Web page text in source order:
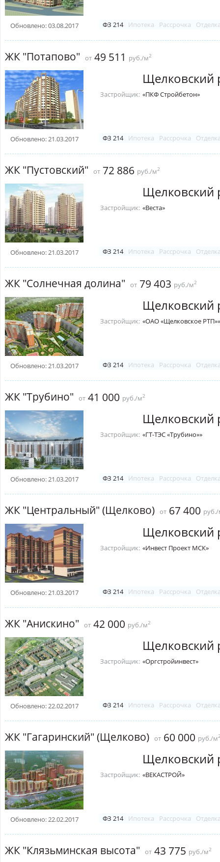
Обновлено: 03.08.2017 ФЗ 214 Ипотека Рассрочка
ЖК "Потапово" от 49 511 руб./м2
Обновлено: 21.03.2017
Щелковский
Застройщик: «ПКФ Стройбетон»
ФЗ 214 Ипотека Рассрочка
ЖК "Пустовский" от 72 886 руб./м2
Обновлено: 21.03.2017
Щелковский
Застройщик: «Веста»
ФЗ 214 Ипотека Рассрочка
ЖК "Солнечная долина" от 79 403 руб./м2
Обновлено: 21.03.2017
Щелковский
Застройщик: «ОАО «Щелковское РТП»»
ФЗ 214 Ипотека Рассрочка
ЖК "Трубино" от 41 000 руб./м2
Обновлено: 21.03.2017
Щелковский
Застройщик: «ГТ-ТЭС «Трубино»»
ФЗ 214 Ипотека Рассрочка
ЖК "Центральный" (Щелково) от 67 400
Обновлено: 21.03.2017
Щелковский
Застройщик: «Инвест Проект МСК»
ФЗ 214 Ипотека Рассрочка
ЖК "Анискино" от 42 000 руб./м2
Обновлено: 22.02.2017
Щелковский
Застройщик: «Оргстройинвест»
ФЗ 214 Ипотека Рассрочка
ЖК "Гагаринский" (Щелково) от 60 000 руб./м
Обновлено: 22.02.2017
Щелковский
Застройщик: «ВЕКАСТРОЙ»
ФЗ 214 Ипотека Рассрочка
ЖК "Клязьминская высота" от 43 775 руб./м2